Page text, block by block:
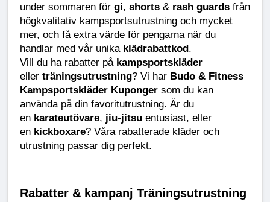
under sommaren för gi, shorts & rash guards från
högkvalitativ kampsportsutrustning och mycket
mer, och få extra värde för pengarna när du
handlar med vår unika klädrabattkod.
Vill du ha rabatter på kampsportskläder
eller träningsutrustning? Vi har Budo & Fitness
Kampsportskläder Kuponger som du kan
använda på din favoritutrustning. Är du
en karateutövare, jiu-jitsu entusiast, eller
en kickboxare? Våra rabatterade kläder och
utrustning passar dig perfekt.
Rabatter & kampanj Träningsutrustning